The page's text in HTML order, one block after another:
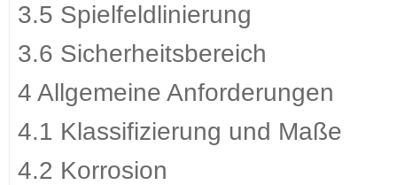
3.5 Spielfeldlinierung
3.6 Sicherheitsbereich
4 Allgemeine Anforderungen
4.1 Klassifizierung und Maße
4.2 Korrosion